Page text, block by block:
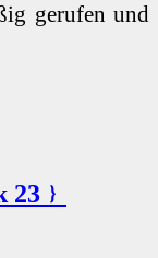
gerufen und